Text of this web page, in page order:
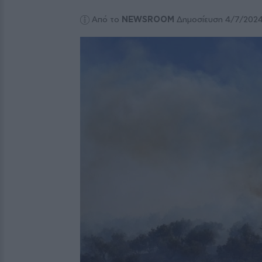
Από το NEWSROOM Δημοσίευση 4/7/